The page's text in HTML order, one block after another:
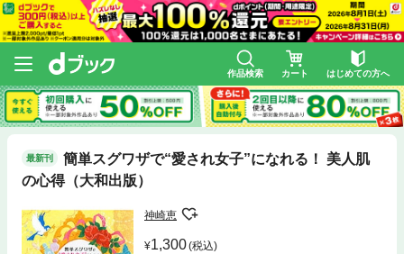
作品検索 カート はじめての方へ
最新刊
簡単スグワザで“愛され女子”になれる！ 美人肌
の心得（大和出版）
神崎恵
1,300(税込)